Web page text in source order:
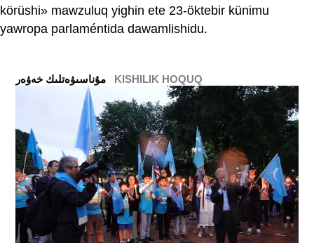
körüshi» mawzuluq yighin ete 23-öktebir künimu
yawropa parlaméntida dawamlishidu.
KISHILIK HOQUQ